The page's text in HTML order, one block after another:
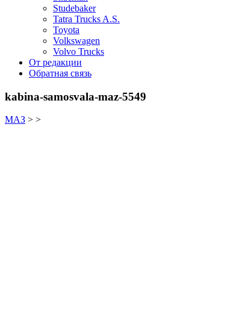
Studebaker
Tatra Trucks A.S.
Toyota
Volkswagen
Volvo Trucks
От редакции
Обратная связь
kabina-samosvala-maz-5549
МАЗ > >